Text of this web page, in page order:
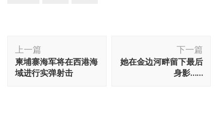
博
文
导
上一篇
柬埔寨海军将在西港海
域进行实弹射击
下一篇
她在金边河畔留下最后
身影……